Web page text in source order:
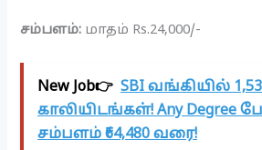
சம்பளம்: மாதம் Rs.24,000/-
New Job👉 SBI வங்கியில்
காலியிடங்கள்! Any Degree
சம்பளம் ₹64,480 வரை!